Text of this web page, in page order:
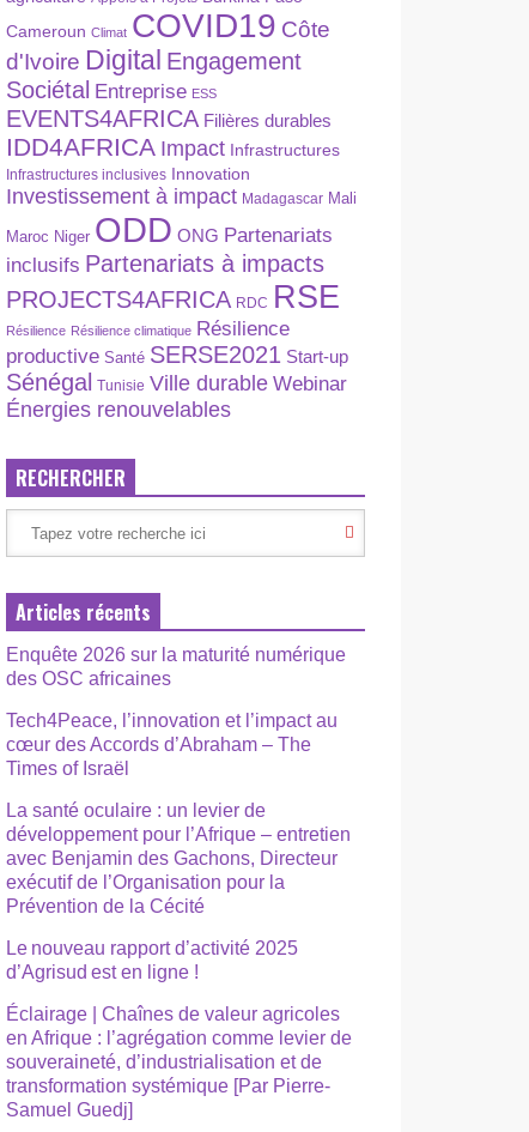
Cameroun Climat COVID19 Côte
d'Ivoire Digital Engagement
Sociétal Entreprise ESS
EVENTS4AFRICA Filières durables
IDD4AFRICA Impact Infrastructures
Infrastructures inclusives Innovation
Investissement à impact Madagascar Mali
Maroc Niger ODD ONG Partenariats
inclusifs Partenariats à impacts
PROJECTS4AFRICA RDC RSE
Résilience Résilience climatique Résilience
productive Santé SERSE2021 Start-up
Sénégal Tunisie Ville durable Webinar
Énergies renouvelables
RECHERCHER
Articles récents
Enquête 2026 sur la maturité numérique
des OSC africaines
Tech4Peace, l’innovation et l’impact au
cœur des Accords d’Abraham – The
Times of Israël
La santé oculaire : un levier de
développement pour l’Afrique – entretien
avec Benjamin des Gachons, Directeur
exécutif de l’Organisation pour la
Prévention de la Cécité
Le nouveau rapport d’activité 2025
d’Agrisud est en ligne !
Éclairage | Chaînes de valeur agricoles
en Afrique : l’agrégation comme levier de
souveraineté, d’industrialisation et de
transformation systémique [Par Pierre-
Samuel Guedj]